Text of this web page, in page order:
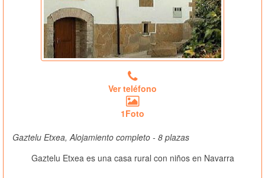
Ver teléfono
1Foto
Gaztelu Etxea, Alojamiento completo - 8 plazas
Gaztelu Etxea es una casa rural con niños en Navarra